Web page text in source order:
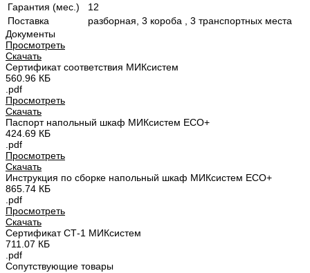
Гарантия (мес.)
12
Поставка
разборная, 3 короба , 3 транспортных места
Документы
Просмотреть
Скачать
Сертификат соответствия МИКсистем
560.96 КБ
.pdf
Просмотреть
Скачать
Паспорт напольный шкаф МИКсистем ECO+
424.69 КБ
.pdf
Просмотреть
Скачать
Инструкция по сборке напольный шкаф МИКсистем ECO+
865.74 КБ
.pdf
Просмотреть
Скачать
Сертификат СТ-1 МИКсистем
711.07 КБ
.pdf
Сопутствующие товары